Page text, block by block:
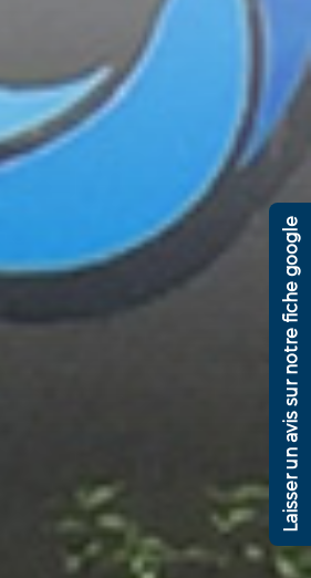
Laisser un avis sur notre fiche google